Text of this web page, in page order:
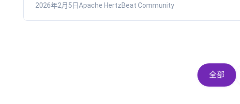
2026年2月5日Apache HertzBeat Community
全部